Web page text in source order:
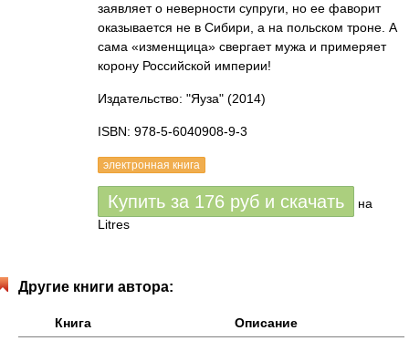
заявляет о неверности супруги, но ее фаворит
оказывается не в Сибири, а на польском троне. А
сама «изменщица» свергает мужа и примеряет
корону Российской империи!
Издательство: "Яуза" (2014)
ISBN: 978-5-6040908-9-3
электронная книга
Купить за 176 руб и скачать
на
Litres
Другие книги автора:
Книга
Описание